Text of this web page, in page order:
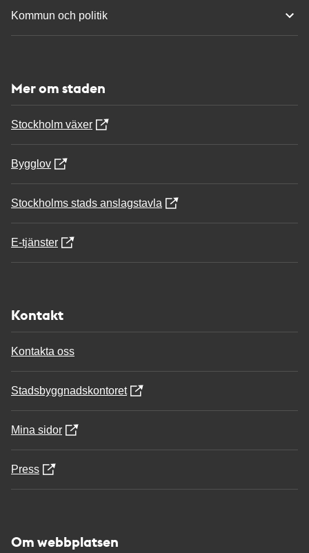
Kommun och politik
Mer om staden
Stockholm växer
Bygglov
Stockholms stads anslagstavla
E-tjänster
Kontakt
Kontakta oss
Stadsbyggnadskontoret
Mina sidor
Press
Om webbplatsen